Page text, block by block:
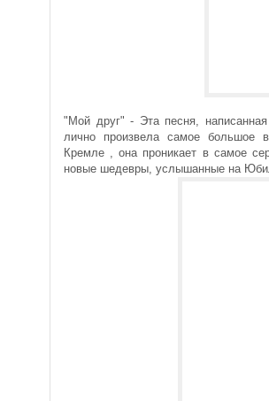
"Мой друг" - Эта песня,
лично произвела самое большое
Кремле , она проникает в самое
новые шедевры, услышанные на